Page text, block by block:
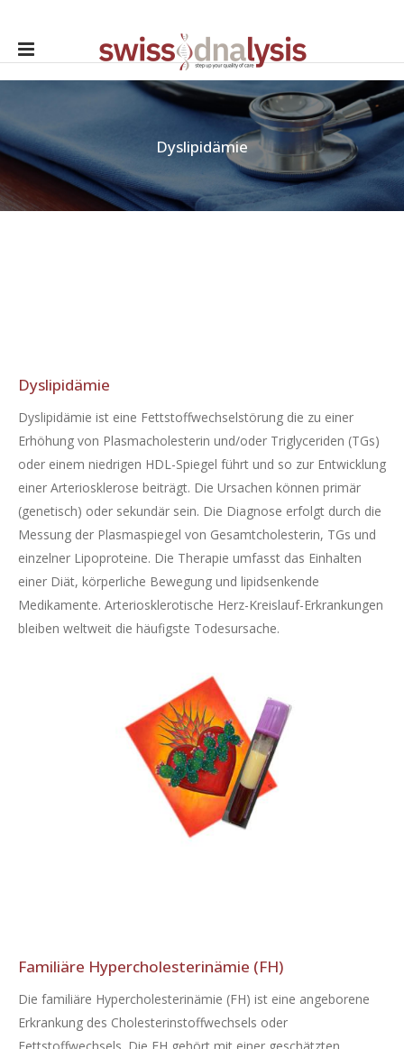
Dyslipidämie
Dyslipidämie
Dyslipidämie ist eine Fettstoffwechselstörung die zu einer
Erhöhung von Plasmacholesterin und/oder Triglyceriden (TGs)
oder einem niedrigen HDL-Spiegel führt und so zur Entwicklung
einer Arteriosklerose beiträgt. Die Ursachen können primär
(genetisch) oder sekundär sein. Die Diagnose erfolgt durch die
Messung der Plasmaspiegel von Gesamtcholesterin, TGs und
einzelner Lipoproteine. Die Therapie umfasst das Einhalten
einer Diät, körperliche Bewegung und lipidsenkende
Medikamente. Arteriosklerotische Herz-Kreislauf-Erkrankungen
bleiben weltweit die häufigste Todesursache.
Familiäre Hypercholesterinämie (FH)
Die familiäre Hypercholesterinämie (FH) ist eine angeborene
Erkrankung des Cholesterinstoffwechsels oder